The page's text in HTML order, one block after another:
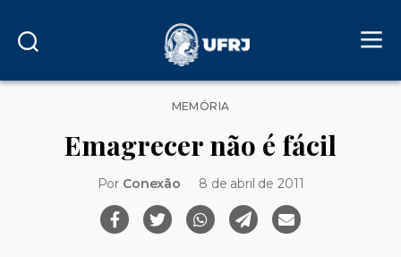
Categorias
MEMÓRIA
Emagrecer não é fácil
Por Conexão 8 de abril de 2011